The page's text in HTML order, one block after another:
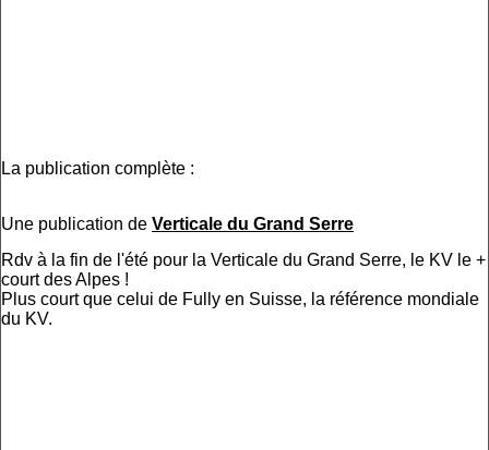
La publication complète :
Une publication de Verticale du Grand Serre
Rdv à la fin de l'été pour la Verticale du Grand Serre, le KV le +
court des Alpes !
Plus court que celui de Fully en Suisse, la référence mondiale
du KV.